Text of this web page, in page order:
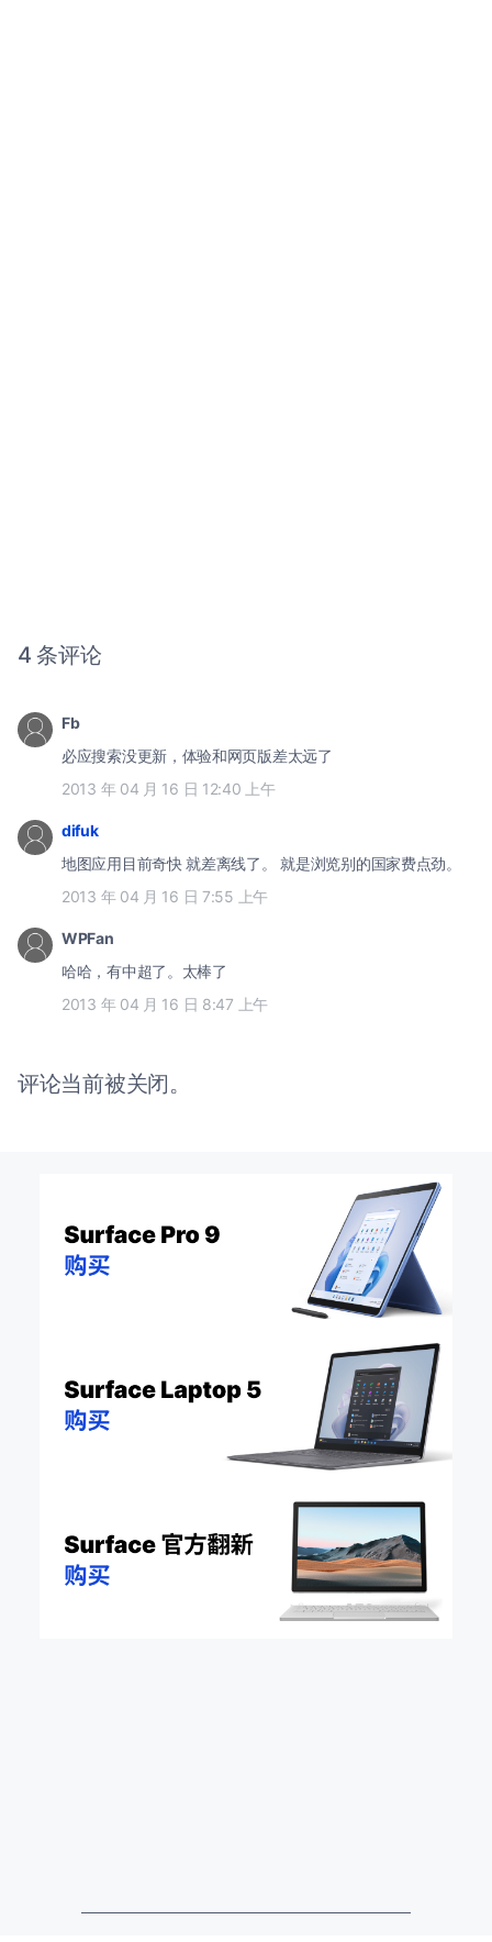
4 条评论
Fb
必应搜索没更新，体验和网页版差太远了
2013 年 04 月 16 日 12:40 上午
difuk
地图应用目前奇快 就差离线了。 就是浏览别的国家费点劲。
2013 年 04 月 16 日 7:55 上午
WPFan
哈哈，有中超了。太棒了
2013 年 04 月 16 日 8:47 上午
评论当前被关闭。